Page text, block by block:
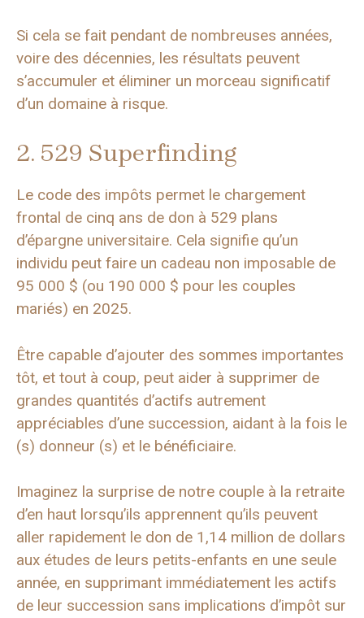
Si cela se fait pendant de nombreuses années,
voire des décennies, les résultats peuvent
s’accumuler et éliminer un morceau significatif
d’un domaine à risque.
2. 529 Superfinding
Le code des impôts permet le chargement
frontal de cinq ans de don à 529 plans
d’épargne universitaire. Cela signifie qu’un
individu peut faire un cadeau non imposable de
95 000 $ (ou 190 000 $ pour les couples
mariés) en 2025.
Être capable d’ajouter des sommes importantes
tôt, et tout à coup, peut aider à supprimer de
grandes quantités d’actifs autrement
appréciables d’une succession, aidant à la fois le
(s) donneur (s) et le bénéficiaire.
Imaginez la surprise de notre couple à la retraite
d’en haut lorsqu’ils apprennent qu’ils peuvent
aller rapidement le don de 1,14 million de dollars
aux études de leurs petits-enfants en une seule
année, en supprimant immédiatement les actifs
de leur succession sans implications d’impôt sur